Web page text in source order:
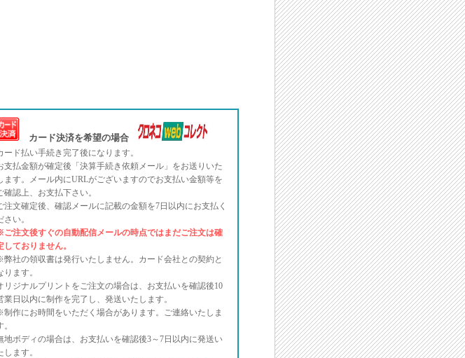
カード決済を希望の場合
ード払い手続き完了後になります。
支払金額が確定後「決算手続き依頼メール」をお送りいた
ます。メール内にURLがございますのでお支払い金額等を
確認上、お支払下さい。
注文確定後、確認メールに記載の金額を7日以内にお支払く
さい。
注文後すぐの自動配信メールの時点ではまだご注文は確
しておりません。
社の領収書は発行いたしません。カード会社との契約と
ります。
リジナルプリントをご注文の場合は、お支払いを確認後10
業日以内に制作を完了し、発送いたします。
作にお時間をいただく場合があります。ご連絡いたしま
。
地ボディの場合は、お支払いを確認後3～7日以内に発送い
します。